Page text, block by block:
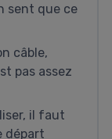
sent que ce
câble,
pas assez
il faut
départ